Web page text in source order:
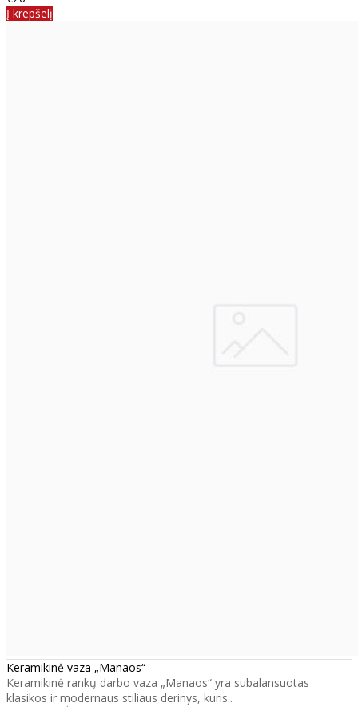
Į krepšelį
Keramikinė vaza „Manaos“
Keramikinė rankų darbo vaza „Manaos“ yra subalansuotas
klasikos ir modernaus stiliaus derinys, kuris..